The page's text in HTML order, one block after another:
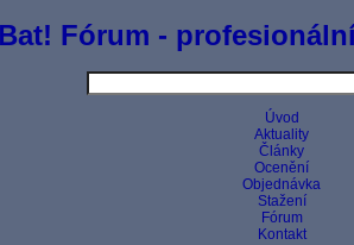
Fórum -
Úvod
Aktuality
Články
Ocenění
Objednávka
Stažení
Fórum
Kontakt